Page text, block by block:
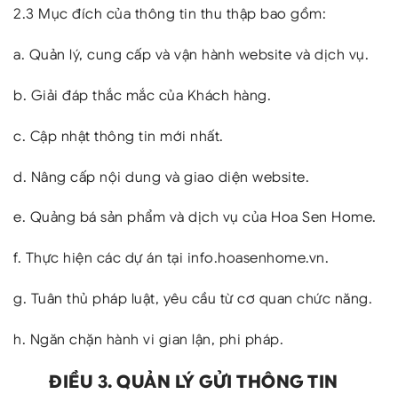
2.3 Mục đích của thông tin thu thập bao gồm:
a. Quản lý, cung cấp và vận hành website và dịch vụ.
b. Giải đáp thắc mắc của Khách hàng.
c. Cập nhật thông tin mới nhất.
d. Nâng cấp nội dung và giao diện website.
e. Quảng bá sản phẩm và dịch vụ của Hoa Sen Home.
f. Thực hiện các dự án tại info.hoasenhome.vn.
g. Tuân thủ pháp luật, yêu cầu từ cơ quan chức năng.
h. Ngăn chặn hành vi gian lận, phi pháp.
ĐIỀU 3. QUẢN LÝ GỬI THÔNG TIN